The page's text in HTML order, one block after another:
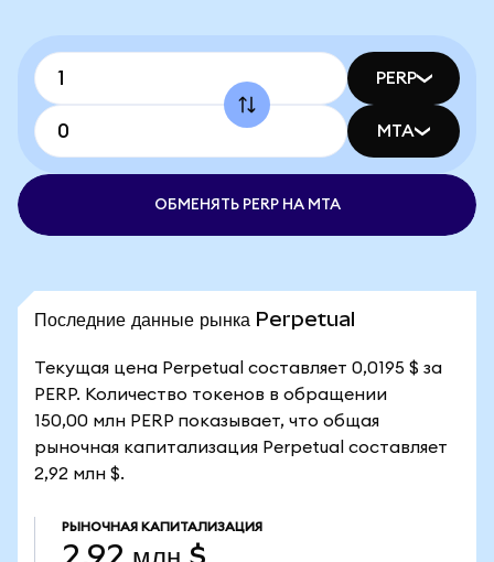
PERP
MTA
ОБМЕНЯТЬ PERP НА MTA
Последние данные рынка Perpetual
Текущая цена Perpetual составляет 0,0195 $ за
PERP. Количество токенов в обращении
150,00 млн PERP показывает, что общая
рыночная капитализация Perpetual составляет
2,92 млн $.
РЫНОЧНАЯ КАПИТАЛИЗАЦИЯ